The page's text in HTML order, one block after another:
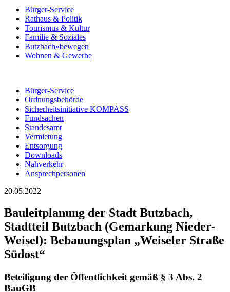
Bürger-Service
Rathaus & Politik
Tourismus & Kultur
Familie & Soziales
Butzbach»bewegen
Wohnen & Gewerbe
Bürger-Service
Ordnungsbehörde
Sicherheitsinitiative KOMPASS
Fundsachen
Standesamt
Vermietung
Entsorgung
Downloads
Nahverkehr
Ansprechpersonen
20.05.2022
Bauleitplanung der Stadt Butzbach,
Stadtteil Butzbach (Gemarkung Nieder-
Weisel): Bebauungsplan „Weiseler Straße
Südost“
Beteiligung der Öffentlichkeit gemäß § 3 Abs. 2
BauGB